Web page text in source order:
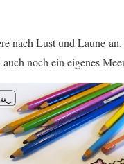
nach Lust und Laune
noch ein eigenes